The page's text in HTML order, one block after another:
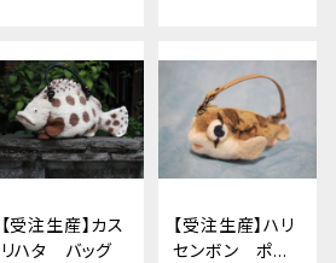
【受注生産】カス
リハタ バッグ
【受注生産】ハリ
センボン ポー